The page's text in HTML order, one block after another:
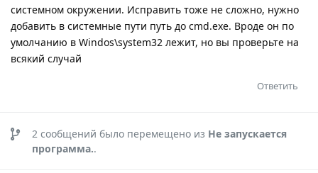
системном окружении. Исправить тоже не сложно, нужно
добавить в системные пути путь до cmd.exe. Вроде он по
умолчанию в Windos\system32 лежит, но вы проверьте на
всякий случай
Ответить
2 сообщений было перемещено из Не запускается
программа..